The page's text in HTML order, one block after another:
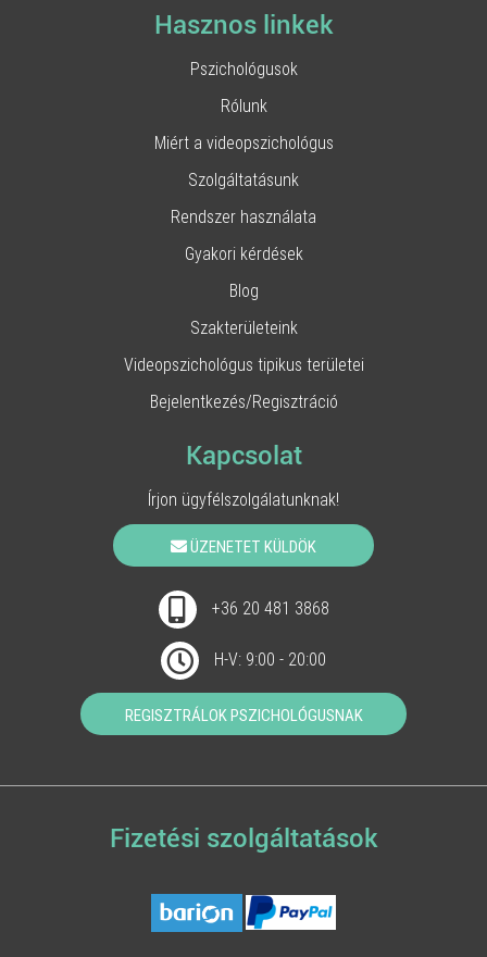
Hasznos linkek
Pszichológusok
Rólunk
Miért a videopszichológus
Szolgáltatásunk
Rendszer használata
Gyakori kérdések
Blog
Szakterületeink
Videopszichológus tipikus területei
Bejelentkezés/Regisztráció
Kapcsolat
Írjon ügyfélszolgálatunknak!
ÜZENETET KÜLDÖK
+36 20 481 3868
H-V: 9:00 - 20:00
REGISZTRÁLOK PSZICHOLÓGUSNAK
Fizetési szolgáltatások